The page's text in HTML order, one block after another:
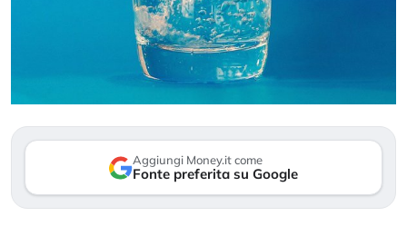
Aggiungi Money.it come
Fonte preferita su Google